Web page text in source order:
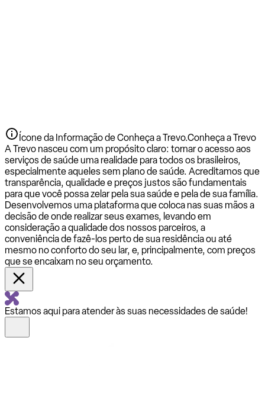
Ícone da Informação de Conheça a Trevo.Conheça a Trevo
A Trevo nasceu com um propósito claro: tornar o acesso aos
serviços de saúde uma realidade para todos os brasileiros,
especialmente aqueles sem plano de saúde. Acreditamos que
transparência, qualidade e preços justos são fundamentais
para que você possa zelar pela sua saúde e pela de sua família.
Desenvolvemos uma plataforma que coloca nas suas mãos a
decisão de onde realizar seus exames, levando em
consideração a qualidade dos nossos parceiros, a
conveniência de fazê-los perto de sua residência ou até
mesmo no conforto do seu lar, e, principalmente, com preços
que se encaixam no seu orçamento.
Estamos aqui para atender às suas necessidades de saúde!